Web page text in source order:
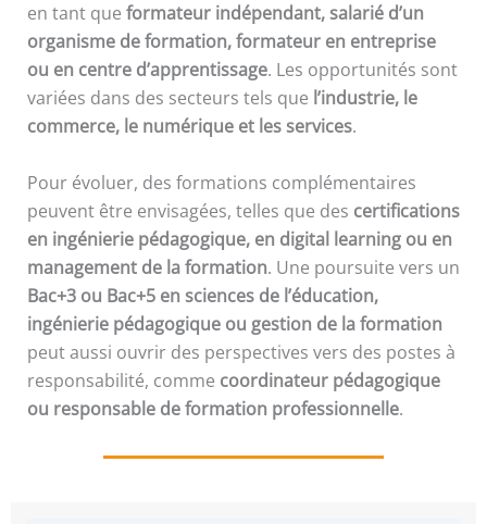
en tant que formateur indépendant, salarié d’un
organisme de formation, formateur en entreprise
ou en centre d’apprentissage. Les opportunités sont
variées dans des secteurs tels que l’industrie, le
commerce, le numérique et les services.
Pour évoluer, des formations complémentaires
peuvent être envisagées, telles que des certifications
en ingénierie pédagogique, en digital learning ou en
management de la formation. Une poursuite vers un
Bac+3 ou Bac+5 en sciences de l’éducation,
ingénierie pédagogique ou gestion de la formation
peut aussi ouvrir des perspectives vers des postes à
responsabilité, comme coordinateur pédagogique
ou responsable de formation professionnelle.